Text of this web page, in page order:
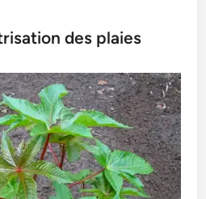
des plaies